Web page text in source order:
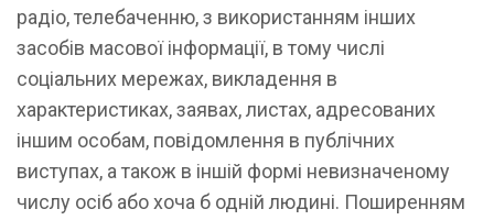
радіо, телебаченню, з використанням інших
засобів масової інформації, в тому числі
соціальних мережах, викладення в
характеристиках, заявах, листах, адресованих
іншим особам, повідомлення в публічних
виступах, а також в іншій формі невизначеному
числу осіб або хоча б одній людині. Поширенням